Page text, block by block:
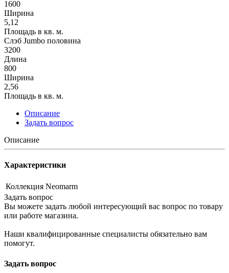
1600
Ширина
5,12
Площадь в кв. м.
Слэб Jumbo половина
3200
Длина
800
Ширина
2,56
Площадь в кв. м.
Описание
Задать вопрос
Описание
Характеристики
Коллекция Neomarm
Задать вопрос
Вы можете задать любой интересующий вас вопрос по товару
или работе магазина.
Наши квалифицированные специалисты обязательно вам
помогут.
Задать вопрос